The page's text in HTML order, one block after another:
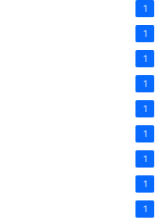
1
1
1
1
1
1
1
1
1